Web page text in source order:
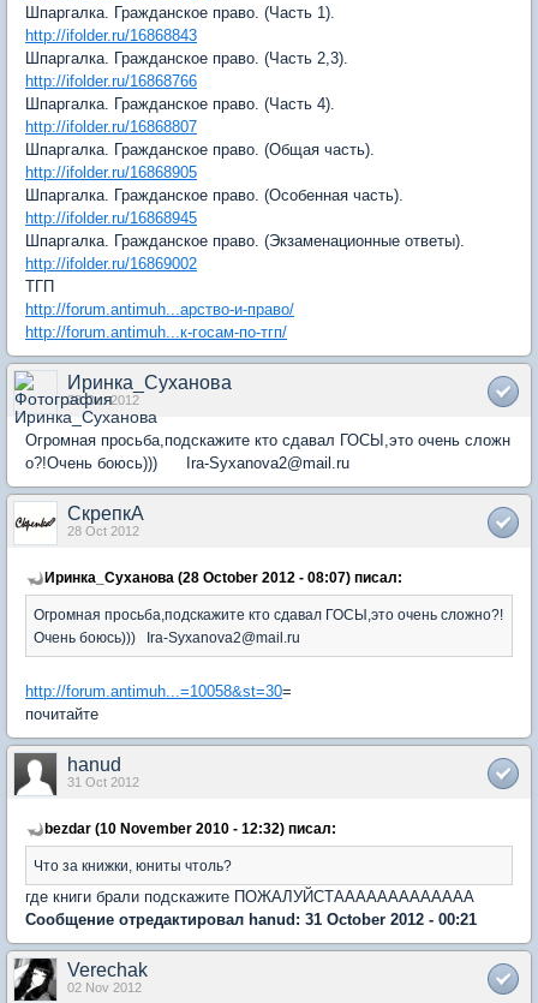
Шпаргалка. Гражданское право. (Часть 1).
http://ifolder.ru/16868843
Шпаргалка. Гражданское право. (Часть 2,3).
http://ifolder.ru/16868766
Шпаргалка. Гражданское право. (Часть 4).
http://ifolder.ru/16868807
Шпаргалка. Гражданское право. (Общая часть).
http://ifolder.ru/16868905
Шпаргалка. Гражданское право. (Особенная часть).
http://ifolder.ru/16868945
Шпаргалка. Гражданское право. (Экзаменационные ответы).
http://ifolder.ru/16869002
ТГП
http://forum.antimuh...арство-и-право/
http://forum.antimuh...к-госам-по-тгп/
Иринка_Суханова
28 Oct 2012
Огромная просьба,подскажите кто сдавал ГОСЫ,это очень сложн
о?!Очень боюсь))) Ira-Syxanova2@mail.ru
СкрепкА
28 Oct 2012
Иринка_Суханова (28 October 2012 - 08:07) писал:
Огромная просьба,подскажите кто сдавал ГОСЫ,это очень сложно?!
Очень боюсь))) Ira-Syxanova2@mail.ru
http://forum.antimuh...=10058&st=30=
почитайте
hanud
31 Oct 2012
bezdar (10 November 2010 - 12:32) писал:
Что за книжки, юниты чтоль?
где книги брали подскажите ПОЖАЛУЙСТААААААААААААА
Сообщение отредактировал hanud: 31 October 2012 - 00:21
Verechak
02 Nov 2012